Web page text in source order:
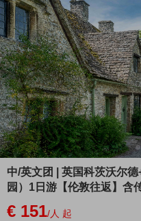
中/英文团 | 英国科茨沃尔
园）1日游【伦敦往返】含
€ 151/人 起